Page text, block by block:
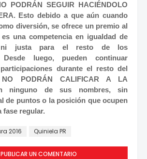
PODRÁN SEGUIR HACIÉNDOLO
Esto debido a que aún cuando
diversión, se ofrece un premio al
una competencia en igualdad de
ni justa para el resto de los
Desde luego, pueden continuar
durante el resto del
PODRÁN CALIFICAR A LA
ninguno de sus nombres, sin
de puntos o la posición que ocupen
fase regular.
2016 Quiniela PR
PUBLICAR UN COMENTARIO